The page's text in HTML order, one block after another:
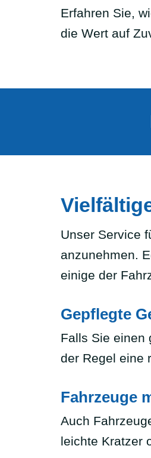
Erfahren Sie,
die Wert auf
Unser Service
anzunehmen.
einige der
Gepflegte
Falls Sie einen
der Regel eine
Fahrzeuge
Auch
leichte Kratzer